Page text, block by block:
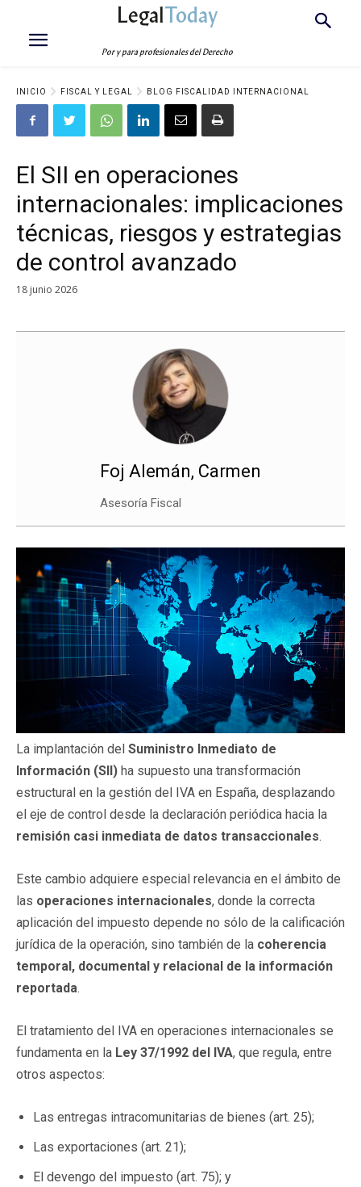
LegalToday
Por y para profesionales del Derecho
INICIO FISCAL Y LEGAL BLOG FISCALIDAD INTERNACIONAL
El SII en operaciones
internacionales: implicaciones
técnicas, riesgos y estrategias
de control avanzado
18 junio 2026
Foj Alemán, Carmen
Asesoría Fiscal
La implantación del Suministro Inmediato de
Información (SII) ha supuesto una transformación
estructural en la gestión del IVA en España, desplazando
el eje de control desde la declaración periódica hacia la
remisión casi inmediata de datos transaccionales.
Este cambio adquiere especial relevancia en el ámbito de
las operaciones internacionales, donde la correcta
aplicación del impuesto depende no sólo de la calificación
jurídica de la operación, sino también de la coherencia
temporal, documental y relacional de la información
reportada.
El tratamiento del IVA en operaciones internacionales se
fundamenta en la Ley 37/1992 del IVA, que regula, entre
otros aspectos:
Las entregas intracomunitarias de bienes (art. 25);
Las exportaciones (art. 21);
El devengo del impuesto (art. 75); y